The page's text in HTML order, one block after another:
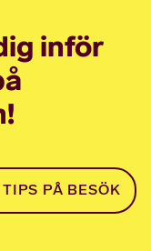
inför
PÅ BESÖK